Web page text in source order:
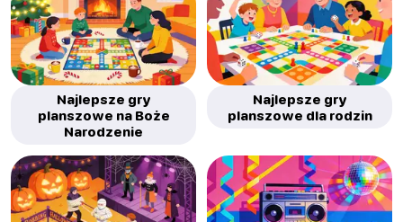
Najlepsze gry
planszowe na Boże
Narodzenie
Najlepsze gry
planszowe dla rodzin